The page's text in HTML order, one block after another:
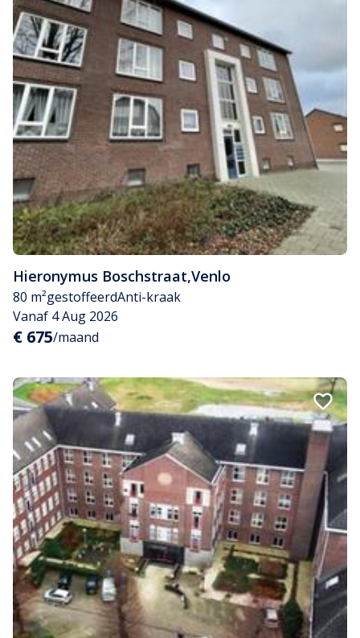
Hieronymus Boschstraat,Venlo
80 m²gestoffeerdAnti-kraak
Vanaf 4 Aug 2026
€ 675/maand